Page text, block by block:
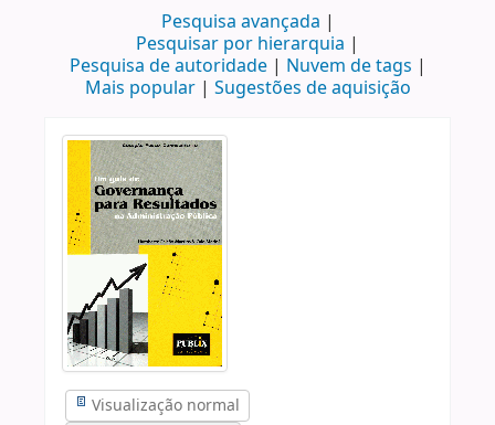
Pesquisa avançada
Pesquisar por hierarquia
Pesquisa de autoridade
Nuvem de tags
Mais popular
Sugestões de aquisição
Visualização normal